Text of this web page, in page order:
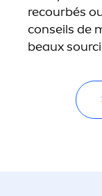
recourbés
conseils de
beaux